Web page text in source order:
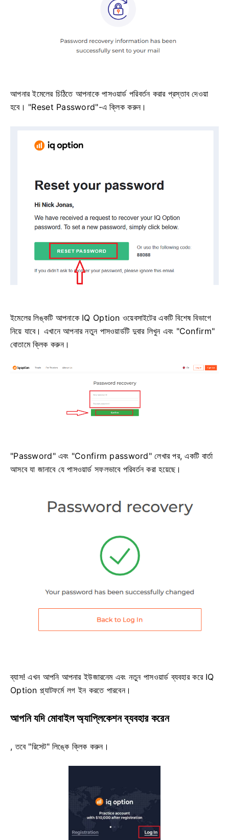
আপনার ইমেলের চিঠিতে আপনাকে পাসওয়ার্ড পরিবর্তন করার প্রস্তাব দেওয়া
হবে। "Reset Password"-এ ক্লিক করুন।
ইমেলের লিঙ্কটি আপনাকে IQ Option ওয়েবসাইটের একটি বিশেষ বিভাগে
নিয়ে যাবে। এখানে আপনার নতুন পাসওয়ার্ডটি দুবার লিখুন এবং "Confirm"
বোতামে ক্লিক করুন।
"Password" এবং "Confirm password" লেখার পর, একটি বার্তা
আসবে যা জানাবে যে পাসওয়ার্ড সফলভাবে পরিবর্তন করা হয়েছে।
ব্যাস! এখন আপনি আপনার ইউজারনেম এবং নতুন পাসওয়ার্ড ব্যবহার করে IQ
Option প্ল্যাটফর্মে লগ ইন করতে পারবেন।
আপনি যদি মোবাইল অ্যাপ্লিকেশন ব্যবহার করেন
, তবে "রিসেট" লিঙ্কে ক্লিক করুন।